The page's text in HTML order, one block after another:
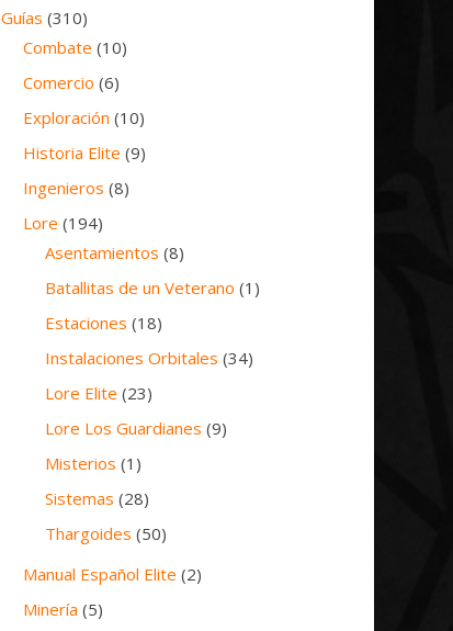
Guías (310)
Combate (10)
Comercio (6)
Exploración (10)
Historia Elite (9)
Ingenieros (8)
Lore (194)
Asentamientos (8)
Batallitas de un Veterano (1)
Estaciones (18)
Instalaciones Orbitales (34)
Lore Elite (23)
Lore Los Guardianes (9)
Misterios (1)
Sistemas (28)
Thargoides (50)
Manual Español Elite (2)
Minería (5)